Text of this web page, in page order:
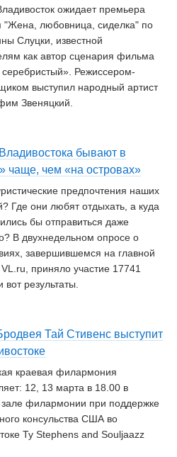
ожидает премьера
"Жена, любовница, сиделка" по
Слуцки, известной
как автор сценария фильма
Режиссером-
выступил народный артист
Звеняцкий.
бывают в
чаще, чем «на островах»
предпочтения наших
Где они любят отдыхать, а куда
бы отправиться даже
В двухнедельном опросе о
завершившемся на главной
приняло участие 17741
вот результаты.
Тай Стивенс выступит
краевая филармония
12, 13 марта в 18.00 в
филармонии при поддержке
консульства США во
Ty Stephens and Souljaazz